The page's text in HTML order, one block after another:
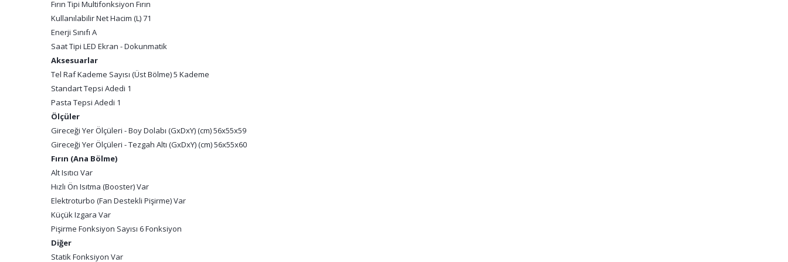
Fırın Tipi Multifonksiyon Fırın
Kullanılabilir Net Hacim (L) 71
Enerji Sınıfı A
Saat Tipi LED Ekran - Dokunmatik
Aksesuarlar
Tel Raf Kademe Sayısı (Üst Bölme) 5 Kademe
Standart Tepsi Adedi 1
Pasta Tepsi Adedi 1
Ölçüler
Gireceği Yer Ölçüleri - Boy Dolabı (GxDxY) (cm) 56x55x59
Gireceği Yer Ölçüleri - Tezgah Altı (GxDxY) (cm) 56x55x60
Fırın (Ana Bölme)
Alt Isıtıcı Var
Hızlı Ön Isıtma (Booster) Var
Elektroturbo (Fan Destekli Pişirme) Var
Küçük Izgara Var
Pişirme Fonksiyon Sayısı 6 Fonksiyon
Diğer
Statik Fonksiyon Var